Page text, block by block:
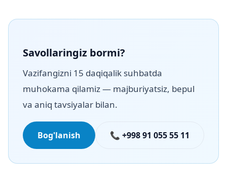
Savollaringiz bormi?
Vazifangizni 15 daqiqalik suhbatda
muhokama qilamiz — majburiyatsiz, bepul
va aniq tavsiyalar bilan.
Bog'lanish 📞 +998 91 055 55 11